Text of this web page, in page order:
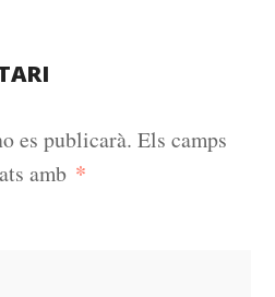
es publicarà. Els camps
amb *